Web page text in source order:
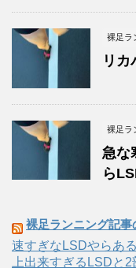
裸足ラ
リカ
裸足ラ
急な
ら
裸足ランニング記事
速すぎなLSDやらあ
上出来すぎるLSDと2